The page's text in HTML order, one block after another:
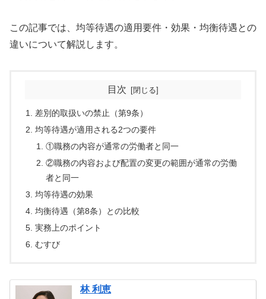
この記事では、均等待遇の適用要件・効果・均衡待遇との
違いについて解説します。
目次
差別的取扱いの禁止（第9条）
均等待遇が適用される2つの要件
①職務の内容が通常の労働者と同一
②職務の内容および配置の変更の範囲が通常の労働
者と同一
均等待遇の効果
均衡待遇（第8条）との比較
実務上のポイント
むすび
林 利恵